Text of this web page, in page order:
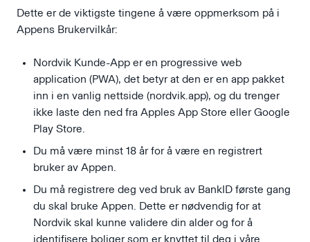
Dette er de viktigste tingene å være oppmerksom på i
Appens Brukervilkår:
Nordvik Kunde-App er en progressive web
application (PWA), det betyr at den er en app pakket
inn i en vanlig nettside (nordvik.app), og du trenger
ikke laste den ned fra Apples App Store eller Google
Play Store.
Du må være minst 18 år for å være en registrert
bruker av Appen.
Du må registrere deg ved bruk av BankID første gang
du skal bruke Appen. Dette er nødvendig for at
Nordvik skal kunne validere din alder og for å
identifisere boliger som er knyttet til deg i våre